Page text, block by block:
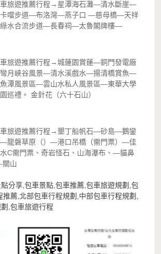
旅遊推薦行程→星潭海石灘—清水斷崖—
噹步道—布洛灣—燕子口 —慈母橋—天祥
水合流步道—長春祠—太魯閣牌樓—
旅遊推薦行程→城蓮園賞蓮—銅門發電廠
月峽谷風景—清水溪戲水—揚清橋賞魚—
潭風景區—雲山水私人風景區—東華大學
巡禮。 金針花（六十石山）
旅遊推薦行程→墾丁船帆石—砂島—鵝鑾
龍磐草原（）—港口吊橋（需門票）—佳
C需門票、奇岩怪石、山海瀑布、—貓鼻
關山
分享,包車景點,包車推薦,包車旅遊規劃,包
推薦,北部包車行程規劃,中部包車行程規劃,
,包車旅遊行程